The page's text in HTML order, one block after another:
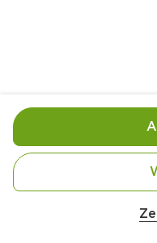
Vegetarisch